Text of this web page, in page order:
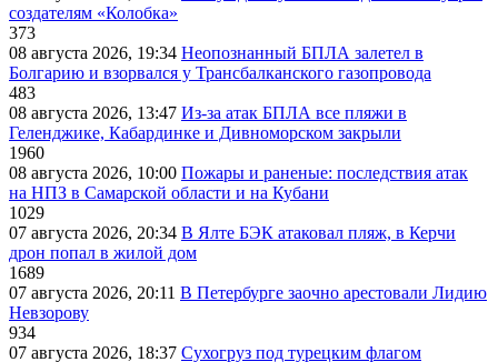
создателям «Колобка»
373
08 августа 2026, 19:34 Неопознанный БПЛА залетел в
Болгарию и взорвался у Трансбалканского газопровода
483
08 августа 2026, 13:47 Из-за атак БПЛА все пляжи в
Геленджике, Кабардинке и Дивноморском закрыли
1960
08 августа 2026, 10:00 Пожары и раненые: последствия атак
на НПЗ в Самарской области и на Кубани
1029
07 августа 2026, 20:34 В Ялте БЭК атаковал пляж, в Керчи
дрон попал в жилой дом
1689
07 августа 2026, 20:11 В Петербурге заочно арестовали Лидию
Невзорову
934
07 августа 2026, 18:37 Сухогруз под турецким флагом